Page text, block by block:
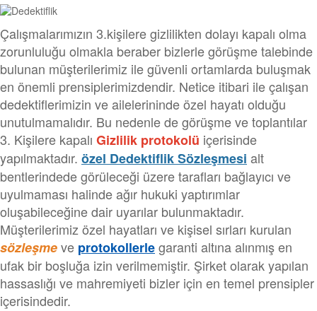
Çalışmalarımızın 3.kişilere gizlilikten dolayı kapalı olma
zorunluluğu olmakla beraber bizlerle görüşme talebinde
bulunan müşterilerimiz ile güvenli ortamlarda buluşmak
en önemli prensiplerimizdendir. Netice itibari ile çalışan
dedektiflerimizin ve ailelerininde özel hayatı olduğu
unutulmamalıdır. Bu nedenle de görüşme ve toplantılar
3. Kişilere kapalı Gizlilik protokolü içerisinde
yapılmaktadır. özel Dedektiflik Sözleşmesi alt
bentlerindede görüleceği üzere tarafları bağlayıcı ve
uyulmaması halinde ağır hukuki yaptırımlar
oluşabileceğine dair uyarılar bulunmaktadır.
Müşterilerimiz özel hayatları ve kişisel sırları kurulan
sözleşmeve protokollerlegaranti altına alınmış en
ufak bir boşluğa izin verilmemiştir. Şirket olarak yapılan
hassaslığı ve mahremiyeti bizler için en temel prensipler
içerisindedir.